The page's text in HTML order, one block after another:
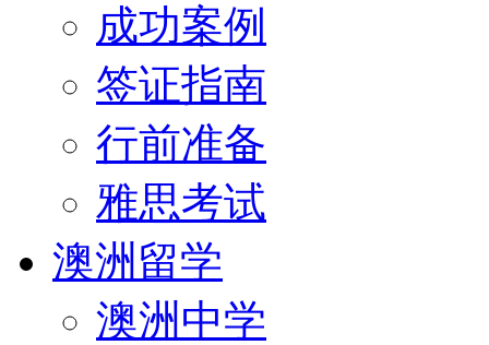
成功案例
签证指南
行前准备
雅思考试
澳洲留学
澳洲中学